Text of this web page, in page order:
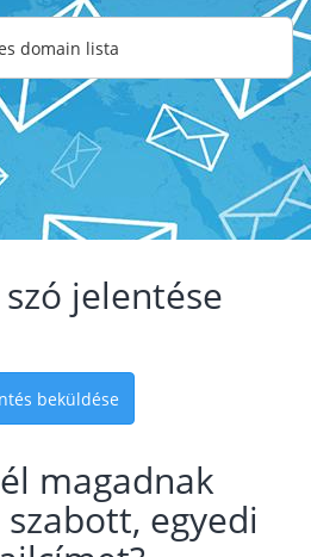
domain lista
jelentése
beküldése
magadnak
egyedi